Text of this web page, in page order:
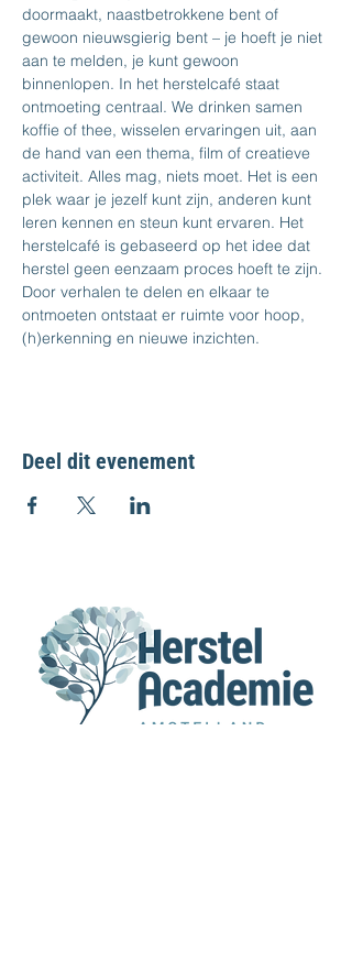
doormaakt, naastbetrokkene bent of
gewoon nieuwsgierig bent – je hoeft je niet
aan te melden, je kunt gewoon
binnenlopen. In het herstelcafé staat
ontmoeting centraal. We drinken samen
koffie of thee, wisselen ervaringen uit, aan
de hand van een thema, film of creatieve
activiteit. Alles mag, niets moet. Het is een
plek waar je jezelf kunt zijn, anderen kunt
leren kennen en steun kunt ervaren. Het
herstelcafé is gebaseerd op het idee dat
herstel geen eenzaam proces hoeft te zijn.
Door verhalen te delen en elkaar te
ontmoeten ontstaat er ruimte voor hoop,
(h)erkenning en nieuwe inzichten.
Deel dit evenement